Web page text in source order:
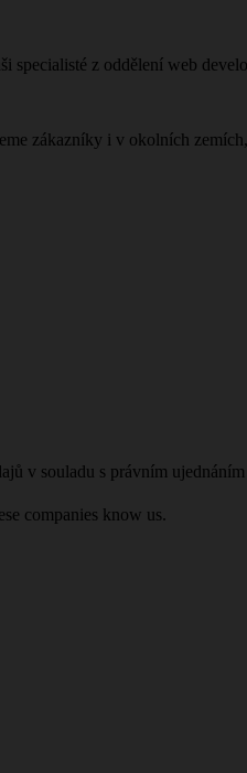
specialisté z oddělení web
zákazníky i v okolních
v souladu s právním
companies know us.